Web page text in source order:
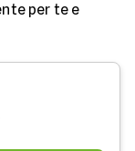
per te e